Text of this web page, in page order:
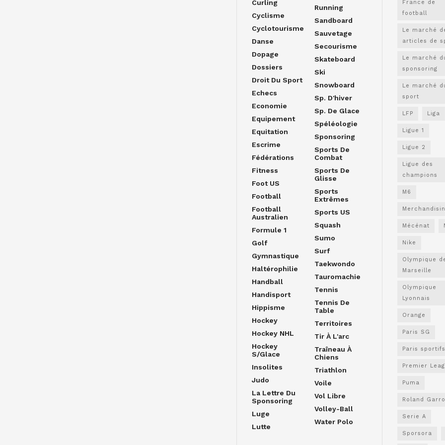
Curling
Cyclisme
Cyclotourisme
Danse
Dopage
Dossiers
Droit Du Sport
Echecs
Economie
Equipement
Equitation
Escrime
Fédérations
Fitness
Foot US
Football
Football
Australien
Formule 1
Golf
Gymnastique
Haltérophilie
Handball
Handisport
Hippisme
Hockey
Hockey NHL
Hockey
S/glace
Insolites
Judo
La Lettre Du
Sponsoring
Luge
Lutte
Running
Sandboard
Sauvetage
Secourisme
Skateboard
Ski
Snowboard
Sp. D'hiver
Sp. De Glace
Spéléologie
Sponsoring
Sports De
Combat
Sports De
Glisse
Sports
Extrêmes
Sports US
Squash
Sumo
Surf
Taekwondo
Tauromachie
Tennis
Tennis De
Table
Territoires
Tir À L'arc
Traîneau À
Chiens
Triathlon
Voile
Vol Libre
Volley-Ball
Water Polo
France de
football
Le marché
articles de
Le marché
sponsoring
Le marché
sport
LFP Liga
Ligue 1
Ligue 2
Ligue des
champions
M6
Mécénat
Nike
Olympique
Marseille
Olympique
Lyonnais
Orange
Paris SG
Paris sportifs
Premier
Puma
Roland
Serie A
Sporsora